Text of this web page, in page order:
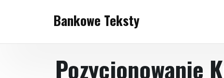
Bankowe Teksty
Pozycjonowanie